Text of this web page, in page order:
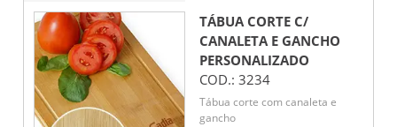
TÁBUA CORTE C/
CANALETA E GANCHO
PERSONALIZADO
COD.: 3234
Tábua corte com canaleta e
gancho